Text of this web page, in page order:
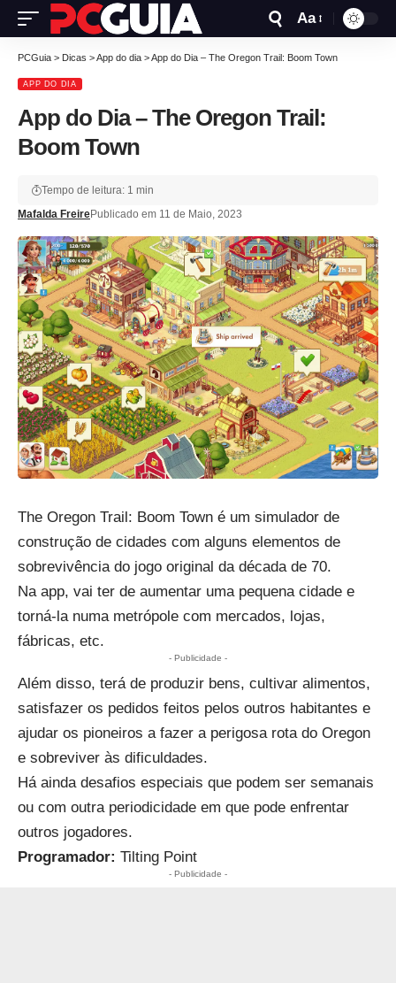
Aa
PCGuia > Dicas >App do dia >App do Dia – The Oregon Trail: Boom Town
APP DO DIA
App do Dia – The Oregon Trail:
Boom Town
Mafalda FreirePublicado em 11 de Maio, 2023
Tempo de leitura: 1 min
The Oregon Trail: Boom Town é um simulador de
construção de cidades com alguns elementos de
sobrevivência do jogo original da década de 70.
Na app, vai ter de aumentar uma pequena cidade e
torná-la numa metrópole com mercados, lojas,
fábricas, etc.
- Publicidade -
Além disso, terá de produzir bens, cultivar alimentos,
satisfazer os pedidos feitos pelos outros habitantes e
ajudar os pioneiros a fazer a perigosa rota do Oregon
e sobreviver às dificuldades.
Há ainda desafios especiais que podem ser semanais
ou com outra periodicidade em que pode enfrentar
outros jogadores.
Programador: Tilting Point
- Publicidade -